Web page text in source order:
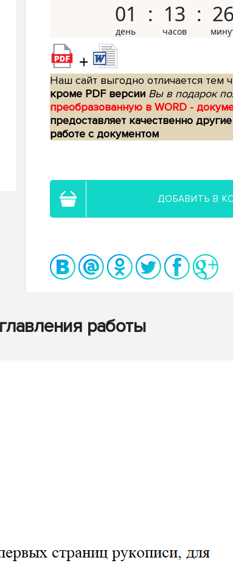
01 13 26
+
Наш сайт выгодно отличается тем
кроме PDF версии Вы в подарок
преобразованную в WORD -
предоставляет качественно
работе с документом
ДОБАВИТЬ В
работы